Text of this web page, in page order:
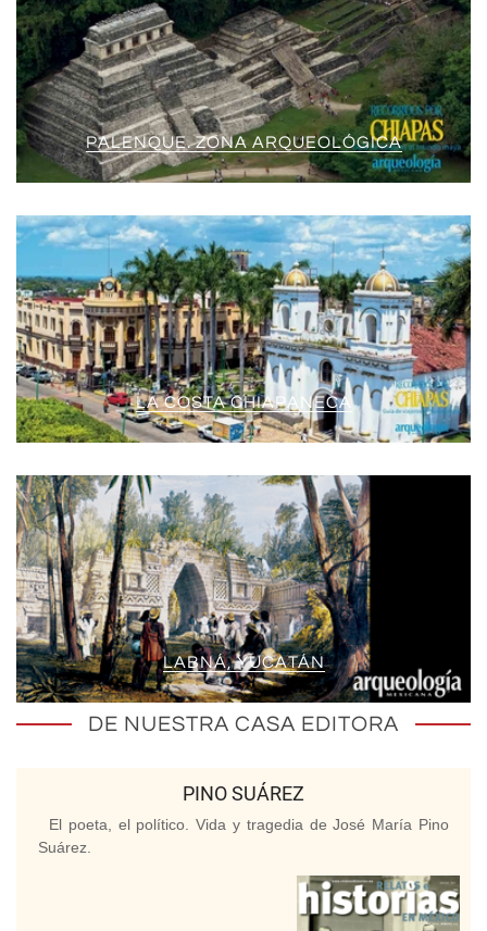
PALENQUE. ZONA ARQUEOLÓGICA
LA COSTA CHIAPANECA
LABNÁ, YUCATÁN
DE NUESTRA CASA EDITORA
PINO SUÁREZ
El poeta, el político. Vida y tragedia de José María Pino
Suárez.